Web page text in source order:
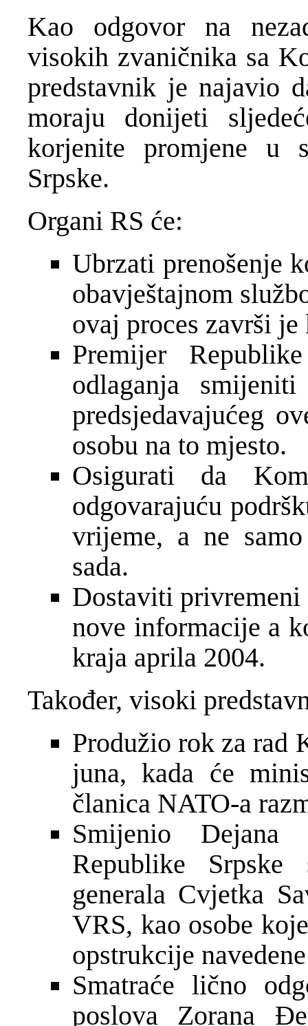
Kao odgovor na
visokih zvaničnika sa
predstavnik je najavio
moraju donijeti
korjenite promjene u
Srpske.
Organi RS će:
Ubrzati prenošenje
obavještajnom
ovaj proces završi
Premijer
odlaganja
predsjedavajućeg
osobu na to mjesto.
Osigurati da
odgovarajuću
vrijeme, a ne
sada.
Dostaviti privremeni
nove informacije a
kraja aprila 2004.
Također, visoki
Produžio rok za rad
juna, kada će
članica NATO-a
Smijenio
Republike
generala Cvjetka
VRS, kao osobe
opstrukcije
Smatraće lično
poslova Zorana